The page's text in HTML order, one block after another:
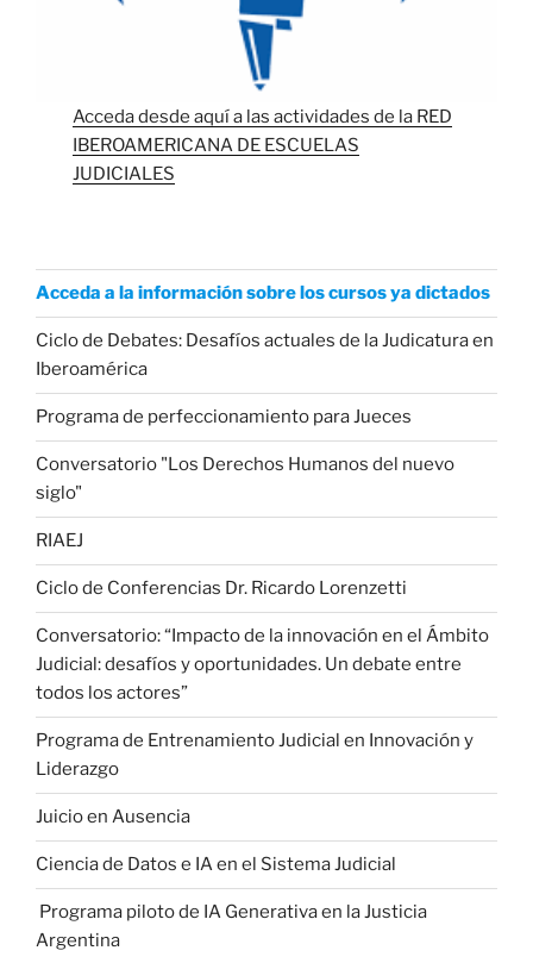
Acceda desde aquí a las actividades de la RED
IBEROAMERICANA DE ESCUELAS
JUDICIALES
Acceda a la información sobre los cursos ya dictados
Ciclo de Debates: Desafíos actuales de la Judicatura en
Iberoamérica
Programa de perfeccionamiento para Jueces
Conversatorio "Los Derechos Humanos del nuevo
siglo"
RIAEJ
Ciclo de Conferencias Dr. Ricardo Lorenzetti
Conversatorio: “Impacto de la innovación en el Ámbito
Judicial: desafíos y oportunidades. Un debate entre
todos los actores”
Programa de Entrenamiento Judicial en Innovación y
Liderazgo
Juicio en Ausencia
Ciencia de Datos e IA en el Sistema Judicial
Programa piloto de IA Generativa en la Justicia
Argentina